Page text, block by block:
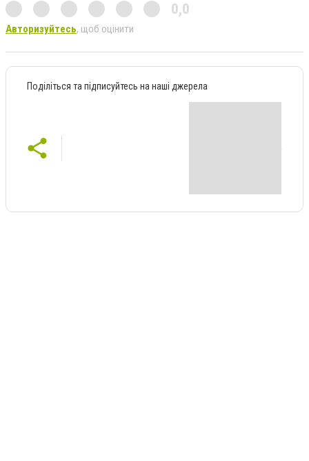
0,0
Авторизуйтесь, щоб оцінити
Поділіться та підписуйтесь на наші джерела